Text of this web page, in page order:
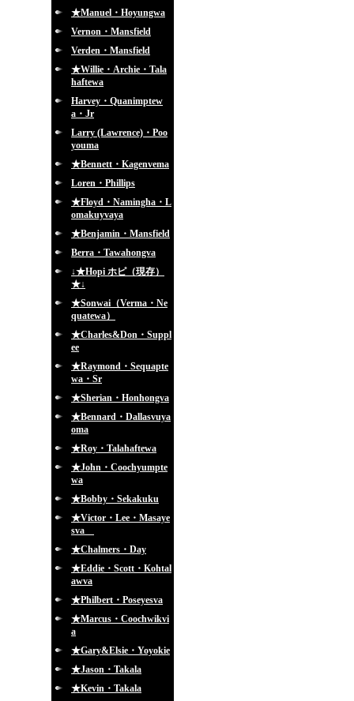
★Manuel・Hoyungwa
Vernon・Mansfield
Verden・Mansfield
★Willie・Archie・Tala
haftewa
Harvey・Quanimptew
a・Jr
Larry (Lawrence)・Poo
youma
★Bennett・Kagenvema
Loren・Phillips
★Floyd・Namingha・L
omakuyvaya
★Benjamin・Mansfield
Berra・Tawahongva
↓★Hopi ホピ（現存）
★↓
★Sonwai（Verma・Ne
quatewa）
★Charles&Don・Suppl
ee
★Raymond・Sequapte
wa・Sr
★Sherian・Honhongva
★Bennard・Dallasvuya
oma
★Roy・Talahaftewa
★John・Coochyumpte
wa
★Bobby・Sekakuku
★Victor・Lee・Masaye
sva
★Chalmers・Day
★Eddie・Scott・Kohtal
awva
★Philbert・Poseyesva
★Marcus・Coochwikvi
a
★Gary&Elsie・Yoyokie
★Jason・Takala
★Kevin・Takala